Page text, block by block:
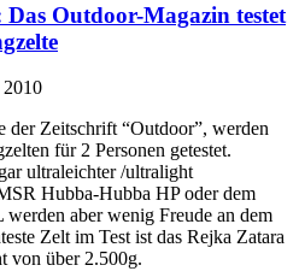
Das Outdoor-Magazin testet
2010
der Zeitschrift “Outdoor”, werden
für 2 Personen getestet.
ultraleichter /ultralight
Hubba-Hubba HP oder dem
aber wenig Freude an dem
Zelt im Test ist das Rejka Zatara
von über 2.500g.